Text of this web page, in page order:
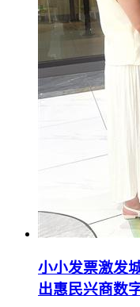
小小发票激发
出惠民兴商数